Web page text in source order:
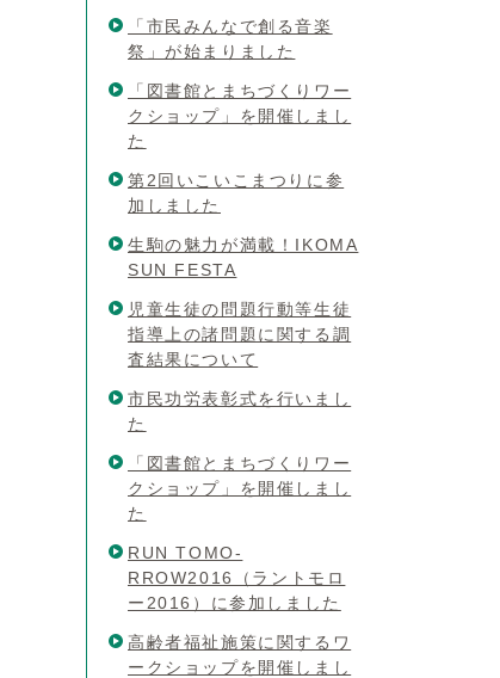
「市民みんなで創る音楽
祭」が始まりました
「図書館とまちづくりワー
クショップ」を開催しまし
た
第2回いこいこまつりに参
加しました
生駒の魅力が満載！IKOMA
SUN FESTA
児童生徒の問題行動等生徒
指導上の諸問題に関する調
査結果について
市民功労表彰式を行いまし
た
「図書館とまちづくりワー
クショップ」を開催しまし
た
RUN TOMO-
RROW2016（ラントモロ
ー2016）に参加しました
高齢者福祉施策に関するワ
ークショップを開催しまし